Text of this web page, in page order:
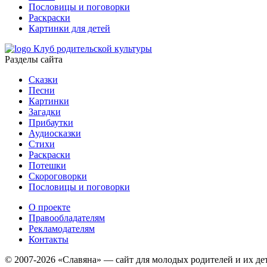
Пословицы и поговорки
Раскраски
Картинки для детей
Клуб родительской культуры
Разделы сайта
Сказки
Песни
Картинки
Загадки
Прибаутки
Аудиосказки
Стихи
Раскраски
Потешки
Скороговорки
Пословицы и поговорки
О проекте
Правообладателям
Рекламодателям
Контакты
© 2007-2026 «Славяна» — сайт для молодых родителей и их